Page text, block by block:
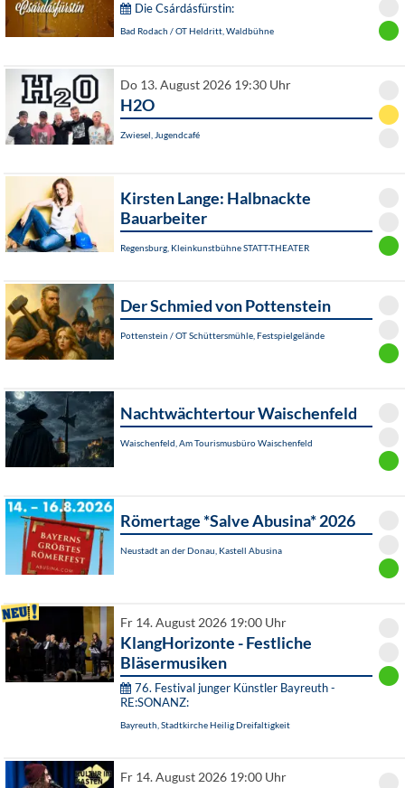
Die Csárdásfürstin:
Bad Rodach / OT Heldritt, Waldbühne
Do 13. August 2026 19:30 Uhr
H2O
Zwiesel, Jugendcafé
Kirsten Lange: Halbnackte
Bauarbeiter
Regensburg, Kleinkunstbühne STATT-THEATER
Der Schmied von Pottenstein
Pottenstein / OT Schüttersmühle, Festspielgelände
Nachtwächtertour Waischenfeld
Waischenfeld, Am Tourismusbüro Waischenfeld
Römertage *Salve Abusina* 2026
Neustadt an der Donau, Kastell Abusina
Fr 14. August 2026 19:00 Uhr
KlangHorizonte - Festliche
Bläsermusiken
76. Festival junger Künstler Bayreuth -
RE:SONANZ:
Bayreuth, Stadtkirche Heilig Dreifaltigkeit
Fr 14. August 2026 19:00 Uhr